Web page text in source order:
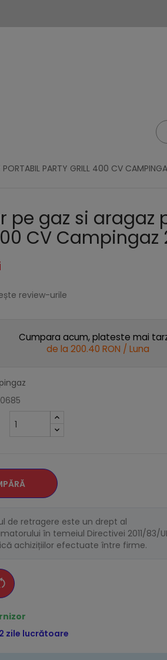
PORTABIL PARTY GRILL 400 CV
pe gaz si aragaz
CV
review-urile
Cumpara acum, plateste mai
de la 200.40 RON / Luna
de retragere este un drept al
în temeiul Directivei 2011/83/
achizițiilor efectuate între firme.
zile lucrătoare